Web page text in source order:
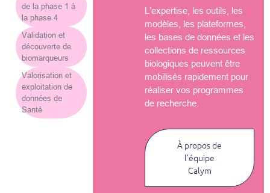
de la phase 1 à
la phase 4
Validation et
découverte de
biomarqueurs
Valorisation et
exploitation de
données de
Santé
L’expertise, les outils, les
modèles, les plateformes,
les bases de données et les
collections de ressources
biologiques peuvent être
mobilisés rapidement pour
réaliser vos programmes
de recherche.
À propos de
l’équipe
Calym